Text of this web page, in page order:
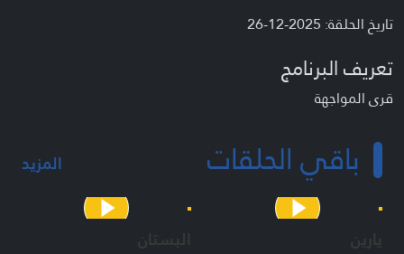
تاريخ الحلقة: 2025-12-26
تعريف البرنامج
قرى المواجهة
باقي الحلقات المزيد